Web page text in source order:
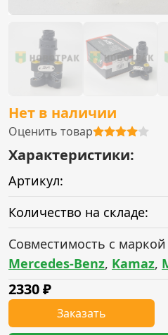
Нет в наличии
Оценить товар
Характеристики:
Артикул:
Количество на складе:
Совместимость с
Mercedes-Benz, Kamaz,
2330₽
Заказать